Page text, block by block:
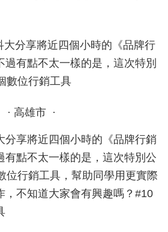
· 高雄市 ·
分享將近四個小時的《品牌行銷
有點不太一樣的是，這次特別公
位行銷工具，幫助同學用更實際
，不知道大家會有興趣嗎？#10